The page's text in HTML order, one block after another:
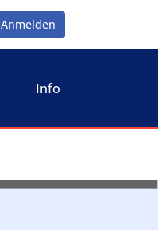
Anmelden
Info